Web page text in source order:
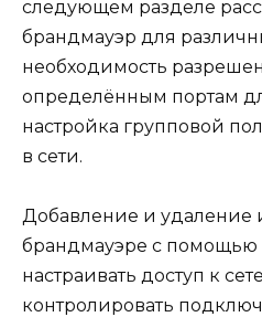
следующем разделе
брандмауэр для
необходимость
определённым портам
настройка групповой
в сети.
Добавление и удаление
брандмауэре с помощью
настраивать доступ к
контролировать